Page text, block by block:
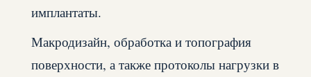
имплантаты.
Макродизайн, обработка и топография
поверхности, а также протоколы нагрузки в